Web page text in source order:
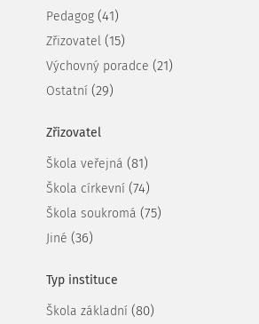
Pedagog (41)
Zřizovatel (15)
Výchovný poradce (21)
Ostatní (29)
Zřizovatel
Škola veřejná (81)
Škola církevní (74)
Škola soukromá (75)
Jiné (36)
Typ instituce
Škola základní (80)